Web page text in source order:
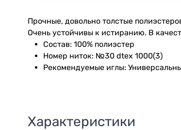
Прочные, довольно толстые
Очень устойчивы к истиранию. В
Состав: 100% полиэстер
Номер ниток: №30 dtex 1000(3)
Рекомендуемые иглы:
Характеристики